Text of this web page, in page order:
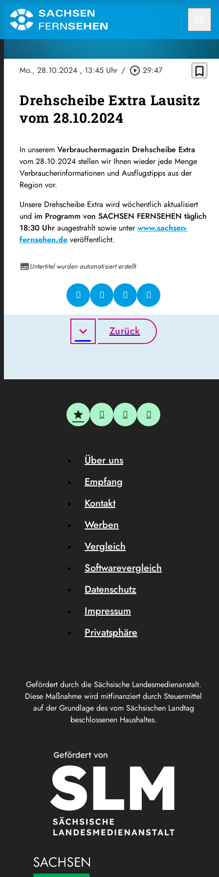
Mo., 28.10.2024 , 13:45 Uhr / play_circle_outline 29:47 bookmark_border
Drehscheibe Extra Lausitz
vom 28.10.2024
In unserem Verbrauchermagazin Drehscheibe Extra
vom 28.10.2024 stellen wir Ihnen wieder jede Menge
Verbraucherinformationen und Ausflugstipps aus der
Region vor.
Unsere Drehscheibe Extra wird wöchentlich aktualisiert
und im Programm von SACHSEN FERNSEHEN täglich
18:30 Uhr ausgestrahlt sowie unterwww.sachsen-
fernsehen.de veröffentlicht.
Untertitel wurden automatisiert erstellt
Zurück
Gefördert durch die Sächsische Landesmedienanstalt.
Diese Maßnahme wird mitfinanziert durch Steuermittel
auf der Grundlage des vom Sächsischen Landtag
beschlossenen Haushaltes.
Über uns
Empfang
Kontakt
Werben
Vergleich
Softwarevergleich
Datenschutz
Impressum
Privatsphäre